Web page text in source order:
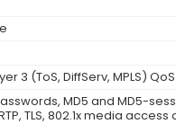
3 (ToS, DiffServ, MPLS) QoS
MD5 and MD5-
TLS, 802.1x media access